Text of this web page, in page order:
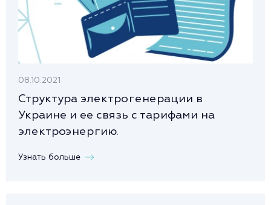
08.10.2021
Структура электрогенерации в
Украине и ее связь с тарифами на
электроэнергию.
Узнать больше